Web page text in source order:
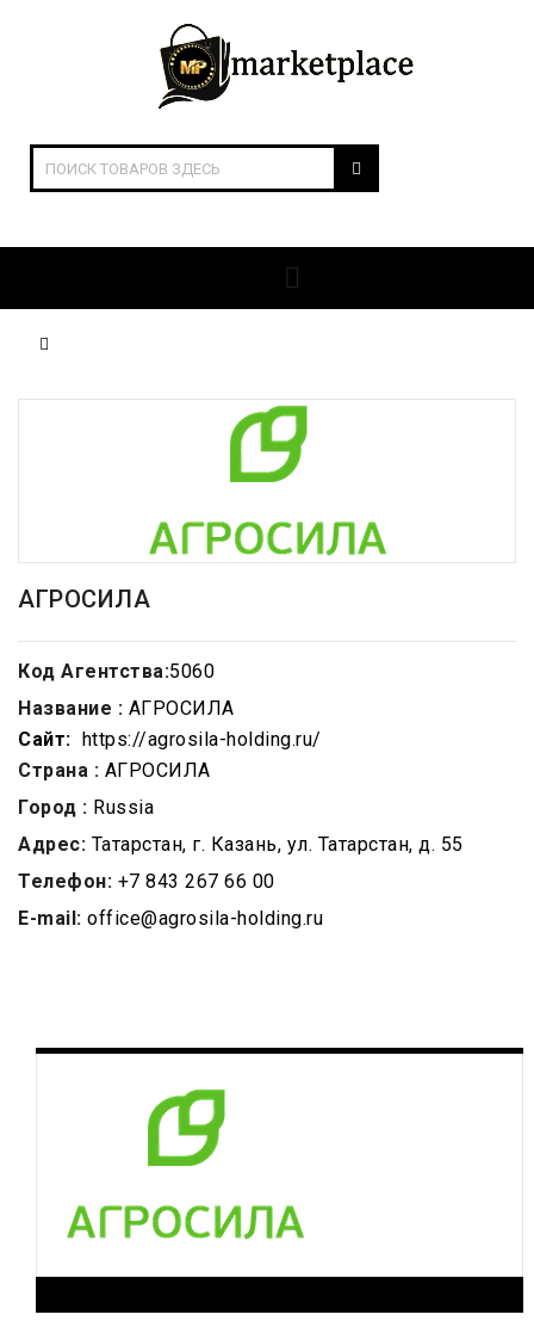
АГРОСИЛА
Код Агентства:5060
Название : АГРОСИЛА
Сайт: https://agrosila-holding.ru/
Страна : АГРОСИЛА
Город : Russia
Адрес: Татарстан, г. Казань, ул. Татарстан, д. 55
Телефон: +7 843 267 66 00
E-mail: office@agrosila-holding.ru